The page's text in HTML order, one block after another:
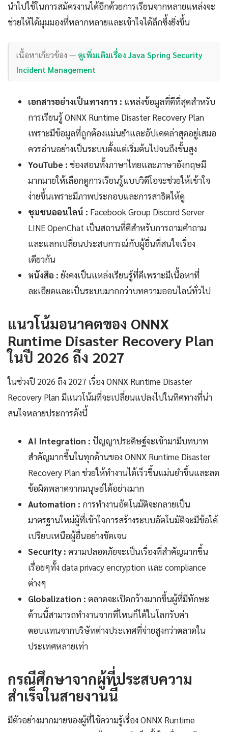
นำไปใช้ในการสมัครงานได้อีกด้วยการเรียนจากหลายแหล่งจะ
ช่วยให้ได้มุมมองที่หลากหลายและเข้าใจได้ลึกซึ้งยิ่งขึ้น
เนื้อหาเกี่ยวข้อง — ดูเพิ่มเติมเรื่อง Java Spring Security
Incident Management
เอกสารอย่างเป็นทางการ : แหล่งข้อมูลที่ดีที่สุดสำหรับ
การเรียนรู้ ONNX Runtime Disaster Recovery Plan
เพราะมีข้อมูลที่ถูกต้องแม่นยำและอัปเดตล่าสุดอยู่เสมอ
ควรอ่านอย่างเป็นระบบตั้งแต่เริ่มต้นไปจนถึงขั้นสูง
YouTube : ช่องสอนทั้งภาษาไทยและภาษาอังกฤษมี
มากมายให้เลือกดูการเรียนรู้แบบวิดีโอจะช่วยให้เข้าใจ
ง่ายขึ้นเพราะมีภาพประกอบและการสาธิตให้ดู
ชุมชนออนไลน์ : Facebook Group Discord Server
LINE OpenChat เป็นสถานที่ดีสำหรับการถามคำถาม
และแลกเปลี่ยนประสบการณ์กับผู้อื่นที่สนใจเรื่อง
เดียวกัน
หนังสือ : ยังคงเป็นแหล่งเรียนรู้ที่ดีเพราะมีเนื้อหาที่
ละเอียดและเป็นระบบมากกว่าบทความออนไลน์ทั่วไป
แนวโน้มอนาคตของ ONNX
Runtime Disaster Recovery Plan
ในปี 2026 ถึง 2027
ในช่วงปี 2026 ถึง 2027 เรื่อง ONNX Runtime Disaster
Recovery Plan มีแนวโน้มที่จะเปลี่ยนแปลงไปในทิศทางที่น่า
สนใจหลายประการดังนี้
AI Integration : ปัญญาประดิษฐ์จะเข้ามามีบทบาท
สำคัญมากขึ้นในทุกด้านของ ONNX Runtime Disaster
Recovery Plan ช่วยให้ทำงานได้เร็วขึ้นแม่นยำขึ้นและลด
ข้อผิดพลาดจากมนุษย์ได้อย่างมาก
Automation : การทำงานอัตโนมัติจะกลายเป็น
มาตรฐานใหม่ผู้ที่เข้าใจการสร้างระบบอัตโนมัติจะมีข้อได้
เปรียบเหนือผู้อื่นอย่างชัดเจน
Security : ความปลอดภัยจะเป็นเรื่องที่สำคัญมากขึ้น
เรื่อยๆทั้ง data privacy encryption และ compliance
ต่างๆ
Globalization : ตลาดจะเปิดกว้างมากขึ้นผู้ที่มีทักษะ
ด้านนี้สามารถทำงานจากที่ไหนก็ได้ในโลกรับค่า
ตอบแทนจากบริษัทต่างประเทศที่จ่ายสูงกว่าตลาดใน
ประเทศหลายเท่า
กรณีศึกษาจากผู้ที่ประสบความ
สำเร็จในสายงานนี้
มีตัวอย่างมากมายของผู้ที่ใช้ความรู้เรื่อง ONNX Runtime